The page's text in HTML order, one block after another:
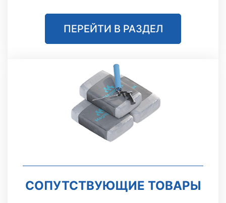
ПЕРЕЙТИ В РАЗДЕЛ
СОПУТСТВУЮЩИЕ ТОВАРЫ